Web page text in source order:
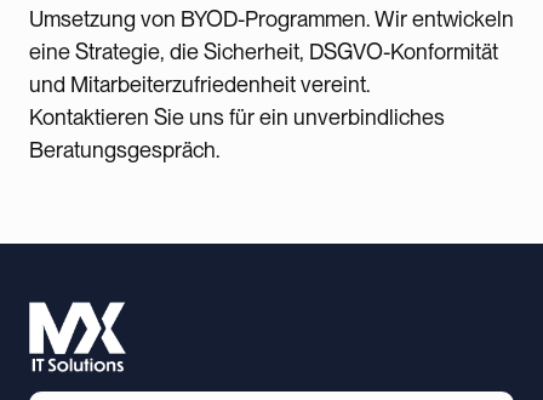
Umsetzung von BYOD-Programmen. Wir entwickeln
eine Strategie, die Sicherheit, DSGVO-Konformität
und Mitarbeiterzufriedenheit vereint.
Kontaktieren Sie uns für ein unverbindliches
Beratungsgespräch.